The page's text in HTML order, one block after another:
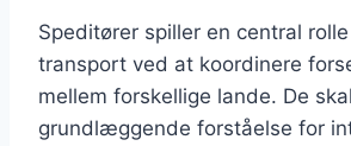
Speditører spiller en central
transport ved at koordinere
mellem forskellige lande. De
grundlæggende forståelse for